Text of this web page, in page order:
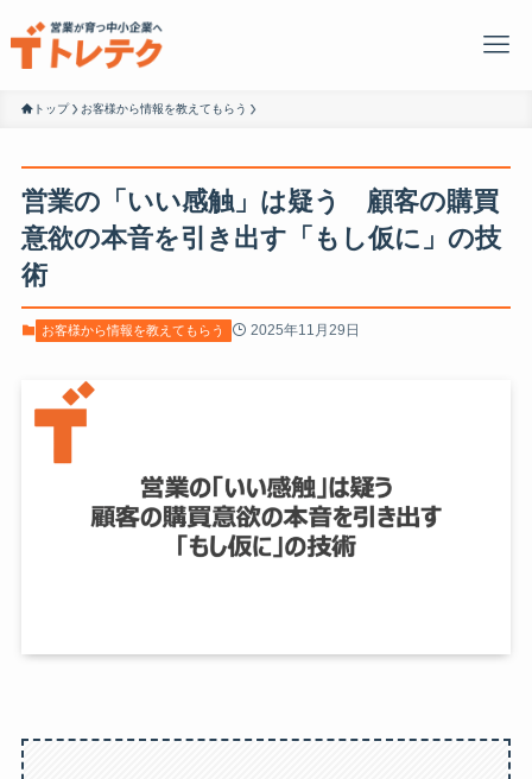
トップ お客様から情報を教えてもらう
営業の「いい感触」は疑う 顧客の購買
意欲の本音を引き出す「もし仮に」の技
術
お客様から情報を教えてもらう 2025年11月29日